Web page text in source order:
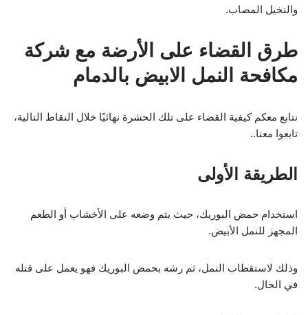
والنخيل المصاب.
طرق القضاء على الأرضة مع شركة
مكافحة النمل الابيض بالدمام
نتابع معكم كيفية القضاء على تلك الحشرة نهائيًا خلال النقاط التالية،
تابعوا معنا..
الطريقة الأولى
استخدام حمض البوريك، حيث يتم وضعه على الأخشاب أو الطعم
المجهز للنمل الأبيض.
وذلك لاستقطاب النمل، ثم رشه بحمض البوريك فهو يعمل على قتله
في الحال.